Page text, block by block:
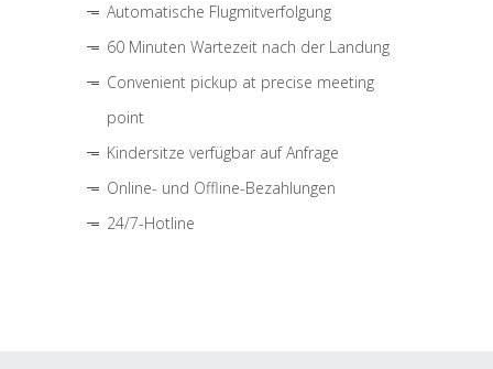
Automatische Flugmitverfolgung
60 Minuten Wartezeit nach der Landung
Convenient pickup at precise meeting
point
Kindersitze verfügbar auf Anfrage
Online- und Offline-Bezahlungen
24/7-Hotline